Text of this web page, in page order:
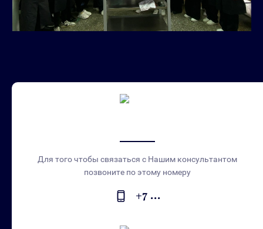
Для того чтобы связаться с Нашим консультантом
позвоните по этому номеру
+7 ...